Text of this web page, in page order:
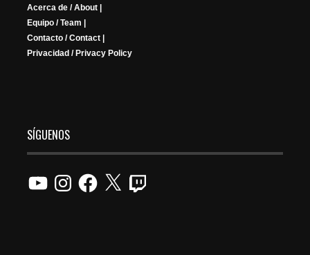
Acerca de / About |
Equipo / Team |
Contacto / Contact |
Privacidad / Privacy Policy
SÍGUENOS
YouTubeInstagramFacebook
X Twitch